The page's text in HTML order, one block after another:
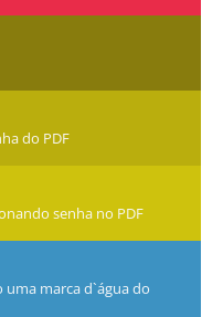
do PDF
senha no PDF
marca d`água do